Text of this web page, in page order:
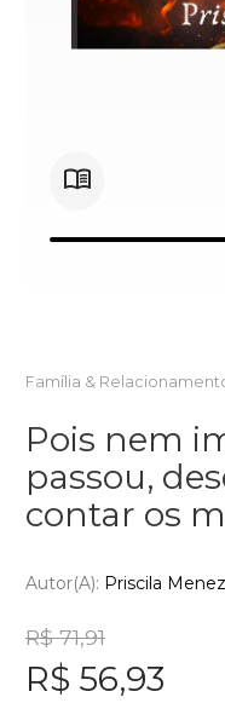
Família &
Pois nem
passou,
contar os
Autor(a): Priscila
R$ 71,91
R$ 56,93